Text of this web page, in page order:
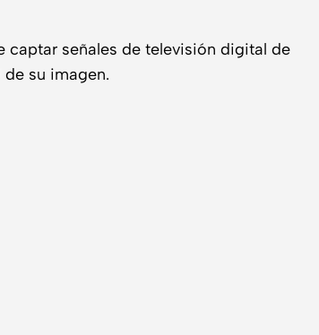
captar señales de televisión digital de
su imagen.